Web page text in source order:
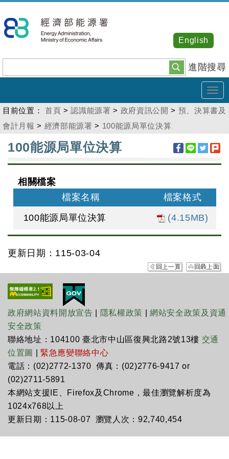
到
主
內
容
進階搜尋
English
目前位置： 首頁 >認識能源署 > 政府資訊公開 > 預、決算書及
會計月報 > 經濟部能源署 > 100能源局單位決算
100能源局單位決算
相關檔案
檔案名稱
檔案格式
100能源局單位決算
(4.15MB)
更新日期：115-03-04
政府網站資料開放宣告 隱私權政策 |網站安全政策及資通
安全政策
聯絡地址：104100 臺北市中山區復興北路2號13樓 交通
位置圖
緊急應變聯絡中心
電話：(02)2772-1370 傳真：(02)2776-9417 or
(02)2711-5891
本網站支援IE、Firefox及Chrome，最佳瀏覽解析度為
1024x768以上
更新日期：115-08-07 瀏覽人次：92,740,454